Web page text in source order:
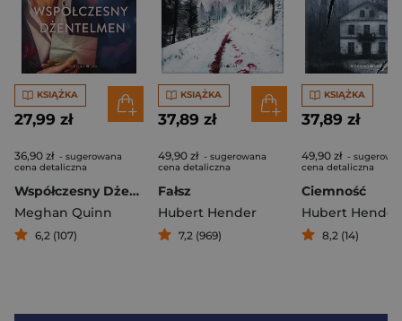
KSIĄŻKA
27,99 zł
36,90 zł - sugerowana
cena detaliczna
Współczesny Dżentelmen
Meghan Quinn
6,2 (107)
KSIĄŻKA
37,89 zł
49,90 zł - sugerowana
cena detaliczna
Fałsz
Hubert Hender
7,2 (969)
KSIĄŻKA
37,89 zł
49,90 zł -
cena detaliczna
Ciemność
Hubert Hender
8,2 (14)